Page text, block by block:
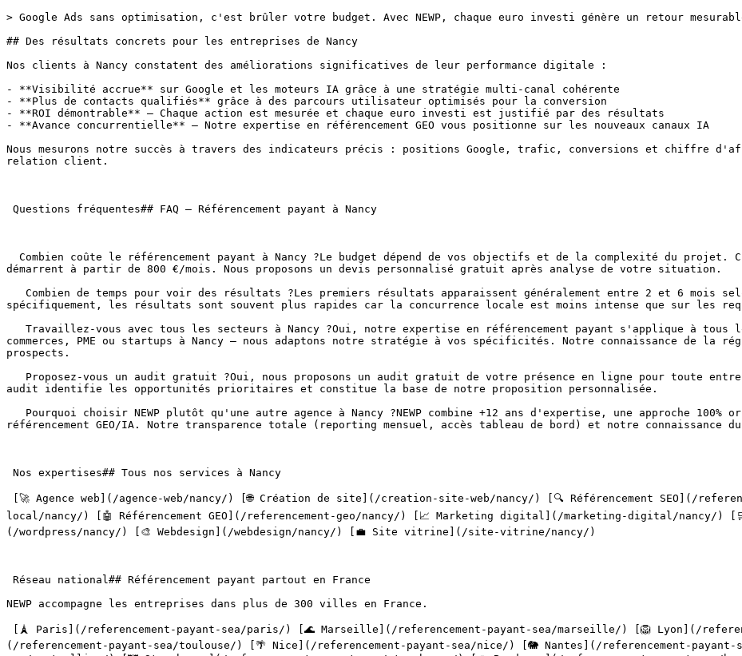
> Google Ads sans optimisation, c'est brûler votre budget. Avec NEWP, chaque euro investi génère un retour
## Des résultats concrets pour les entreprises de Nancy
Nos clients à Nancy constatent des améliorations significatives de leur performance digitale :
- **Visibilité accrue** sur Google et les moteurs IA grâce à une stratégie multi-canal cohérente
- **Plus de contacts qualifiés** grâce à des parcours utilisateur optimisés pour la conversion
- **ROI démontrable** — Chaque action est mesurée et chaque euro investi est justifié par des résultats
- **Avance concurrentielle** — Notre expertise en référencement GEO vous positionne sur les nouveaux canaux IA
Nous mesurons notre succès à travers des indicateurs précis : positions Google, trafic, conversions et chiffre
relation client.
démarrent à partir de 800 €/mois. Nous proposons un devis personnalisé gratuit après analyse de votre situation.
spécifiquement, les résultats sont souvent plus rapides car la concurrence locale est moins intense que sur les
commerces, PME ou startups à Nancy — nous adaptons notre stratégie à vos spécificités. Notre connaissance de la
prospects.
audit identifie les opportunités prioritaires et constitue la base de notre proposition personnalisée.
référencement GEO/IA. Notre transparence totale (reporting mensuel, accès tableau de bord) et notre connaissance
local/nancy/) [🤖 Référencement GEO](/referencement-geo/nancy/) [📈 Marketing digital](/marketing-digital/nancy/) [🛒
(/wordpress/nancy/) [🎨 Webdesign](/webdesign/nancy/) [💼 Site vitrine](/site-vitrine/nancy/)
NEWP accompagne les entreprises dans plus de 300 villes en France.
(/referencement-payant-sea/toulouse/) [🌴 Nice](/referencement-payant-sea/nice/) [🐘 Nantes](/referencement-